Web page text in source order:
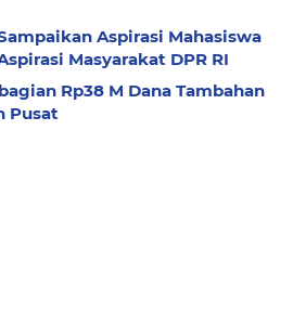
Aspirasi Mahasiswa
Masyarakat DPR RI
Rp38 M Dana Tambahan
Pusat